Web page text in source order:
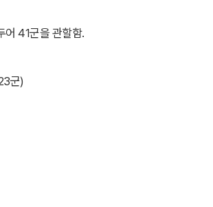
어 41군을 관할함.
군)